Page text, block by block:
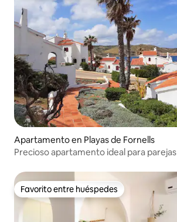
Apartamento en Playas de Fornells
Precioso apartamento ideal para parejas
Favorito entre huéspedes
Favorito entre huéspedes